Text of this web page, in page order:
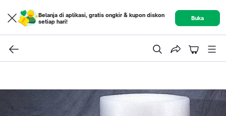
Belanja di aplikasi, gratis ongkir & kupon diskon
setiap hari!
Buka